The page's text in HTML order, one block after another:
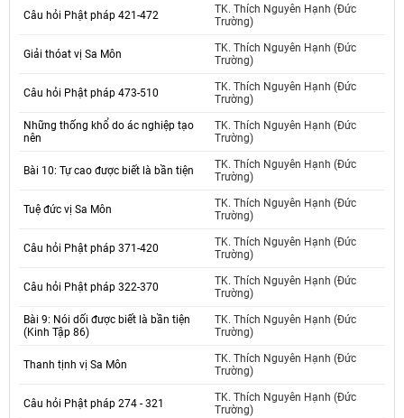
Câu hỏi Phật pháp 421-472
TK. Thích Nguyên Hạnh (Đức
Trường)
Giải thóat vị Sa Môn
TK. Thích Nguyên Hạnh (Đức
Trường)
Câu hỏi Phật pháp 473-510
TK. Thích Nguyên Hạnh (Đức
Trường)
Những thống khổ do ác nghiệp tạo
nên
TK. Thích Nguyên Hạnh (Đức
Trường)
Bài 10: Tự cao được biết là bần tiện
TK. Thích Nguyên Hạnh (Đức
Trường)
Tuệ đức vị Sa Môn
TK. Thích Nguyên Hạnh (Đức
Trường)
Câu hỏi Phật pháp 371-420
TK. Thích Nguyên Hạnh (Đức
Trường)
Câu hỏi Phật pháp 322-370
TK. Thích Nguyên Hạnh (Đức
Trường)
Bài 9: Nói dối được biết là bần tiện
(Kinh Tập 86)
TK. Thích Nguyên Hạnh (Đức
Trường)
Thanh tịnh vị Sa Môn
TK. Thích Nguyên Hạnh (Đức
Trường)
Câu hỏi Phật pháp 274 - 321
TK. Thích Nguyên Hạnh (Đức
Trường)